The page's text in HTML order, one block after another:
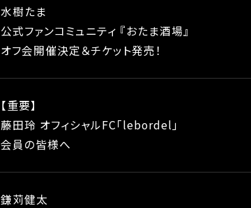
水樹たま
公式ファンコミュニティ 『おたま酒場』
オフ会開催決定＆チケット発売！
【重要】
藤田玲 オフィシャルFC「lebordel」
会員の皆様へ
鎌苅健太